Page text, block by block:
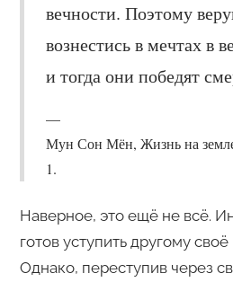
вечности. Поэтому
вознестись в мечтах в
и тогда они победят
Мун Сон Мён, Жизнь на
1.
Наверное, это ещё не всё.
готов уступить другому
Однако, переступив через